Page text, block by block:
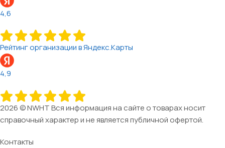
4,6
Рейтинг организации в Яндекс.Карты
4,9
2026 © NWHT Вся информация на сайте о товарах носит
справочный характер и не является публичной офертой.
Контакты